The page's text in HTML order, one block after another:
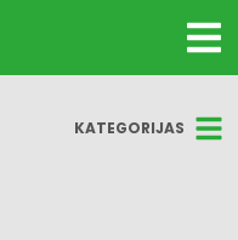
KATEGORIJAS